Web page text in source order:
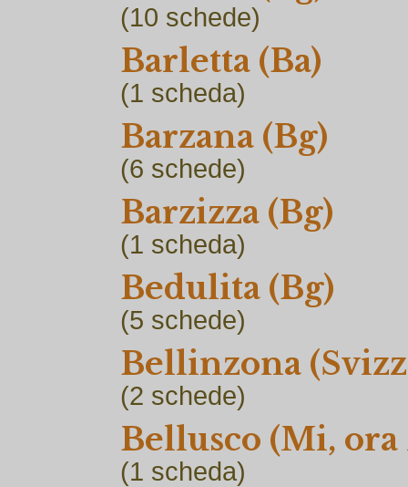
(10 schede)
Barletta (Ba)
(1 scheda)
Barzana (Bg)
(6 schede)
Barzizza (Bg)
(1 scheda)
Bedulita (Bg)
(5 schede)
Bellinzona
(2 schede)
Bellusco (Mi, ora
(1 scheda)